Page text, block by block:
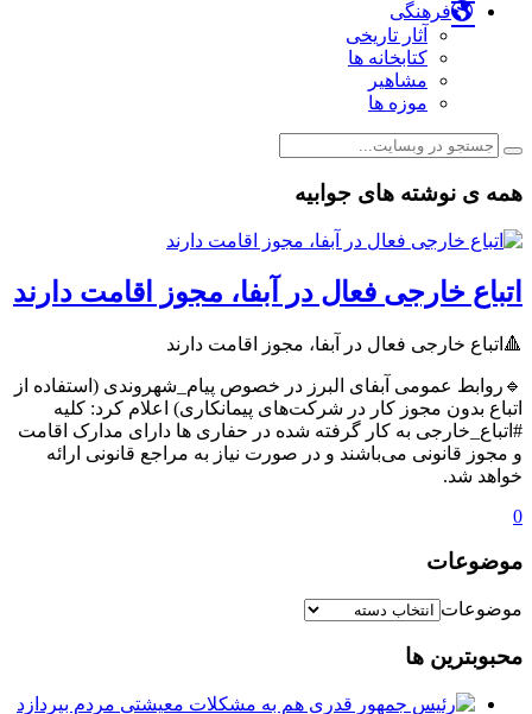
فرهنگی
آثار تاریخی
کتابخانه ها
مشاهیر
موزه ها
همه ی نوشته های جوابیه
اتباع خارجی فعال در آبفا، مجوز اقامت دارند
🔺اتباع خارجی فعال در آبفا، مجوز اقامت دارند
🔹روابط عمومی آبفای البرز در خصوص پیام_شهروندی (استفاده از
اتباع بدون مجوز کار در شرکت‌های پیمانکاری) اعلام کرد: کلیه
#اتباع_خارجی به کار گرفته شده در حفاری ها دارای مدارک اقامت
و مجوز قانونی می‌باشند و در صورت نیاز به مراجع قانونی ارائه
خواهد شد.
0
موضوعات
موضوعات
محبوبترین ها